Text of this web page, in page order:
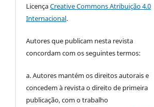
LicençaCreative Commons Atribuição 4.0
Internacional.
Autores que publicam nesta revista
concordam com os seguintes termos:
a. Autores mantém os direitos autorais e
concedem à revista o direito de primeira
publicação, com o trabalho